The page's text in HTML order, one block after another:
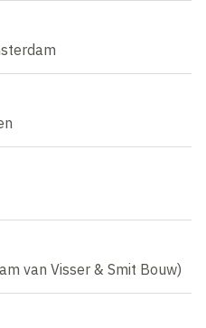
van Visser & Smit Bouw)